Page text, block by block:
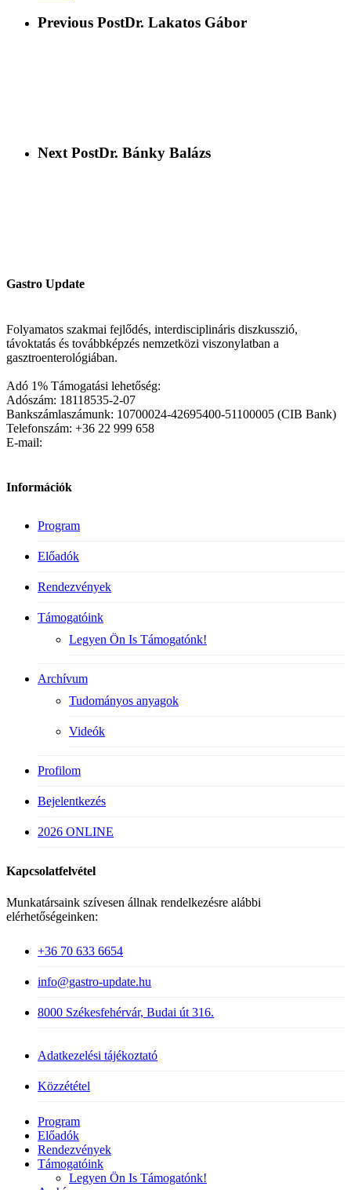
Previous PostDr. Lakatos Gábor
Next PostDr. Bánky Balázs
Gastro Update
Folyamatos szakmai fejlődés, interdisciplináris diszkusszió,
távoktatás és továbbképzés nemzetközi viszonylatban a
gasztroenterológiában.
Adó 1% Támogatási lehetőség:
Adószám: 18118535-2-07
Bankszámlaszámunk: 10700024-42695400-51100005 (CIB Bank)
Telefonszám: +36 22 999 658
E-mail:
Információk
Program
Előadók
Rendezvények
Támogatóink
Legyen Ön Is Támogatónk!
Archívum
Tudományos anyagok
Videók
Profilom
Bejelentkezés
2026 ONLINE
Kapcsolatfelvétel
Munkatársaink szívesen állnak rendelkezésre alábbi
elérhetőségeinken:
+36 70 633 6654
info@gastro-update.hu
8000 Székesfehérvár, Budai út 316.
Adatkezelési tájékoztató
Közzététel
Close
Menu
Program
Előadók
Rendezvények
Támogatóink
Legyen Ön Is Támogatónk!